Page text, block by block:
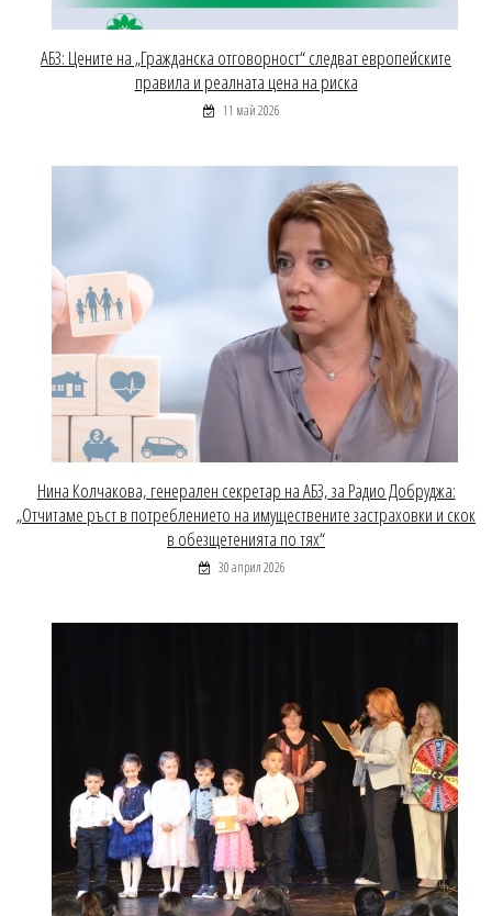
АБЗ: Цените на „Гражданска отговорност“ следват европейските
правила и реалната цена на риска
11 май 2026
Нина Колчакова, генерален секретар на АБЗ, за Радио Добруджа:
„Отчитаме ръст в потреблението на имуществените застраховки и скок
в обезщетенията по тях“
30 април 2026